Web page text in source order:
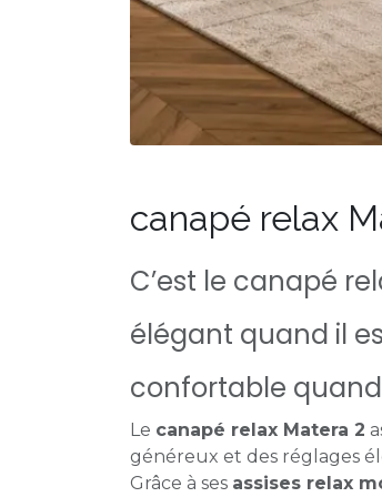
canapé relax
C’est le canapé
élégant quand il
confortable
Le canapé relax Matera 2
généreux et des réglages
Grâce à ses assises relax